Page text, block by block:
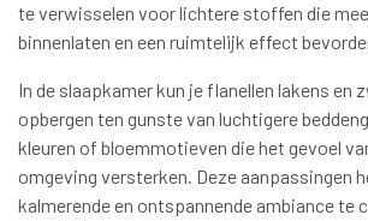
te verwisselen voor lichtere stoffen die
binnenlaten en een ruimtelijk effect
In de slaapkamer kun je flanellen lakens en
opbergen ten gunste van luchtigere
kleuren of bloemmotieven die het gevoel
omgeving versterken. Deze aanpassingen
kalmerende en ontspannende ambiance te